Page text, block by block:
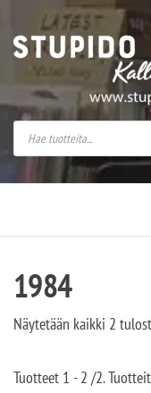
Stupido
1984
Näytetään kaikki 2
Tuotteet 1 - 2 /2.